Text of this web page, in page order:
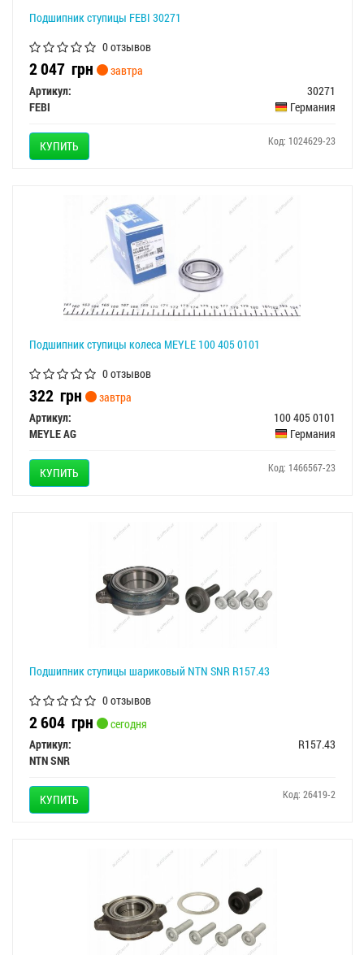
Подшипник ступицы FEBI 30271
0 отзывов
2 047 грн
завтра
Артикул:
30271
FEBI
Германия
КУПИТЬ Код: 1024629-23
Подшипник ступицы колеса MEYLE 100 405 0101
0 отзывов
322 грн
завтра
Артикул:
100 405 0101
MEYLE AG
Германия
КУПИТЬ Код: 1466567-23
Подшипник ступицы шариковый NTN SNR R157.43
0 отзывов
2 604 грн
сегодня
Артикул:
R157.43
NTN SNR
КУПИТЬ Код: 26419-2